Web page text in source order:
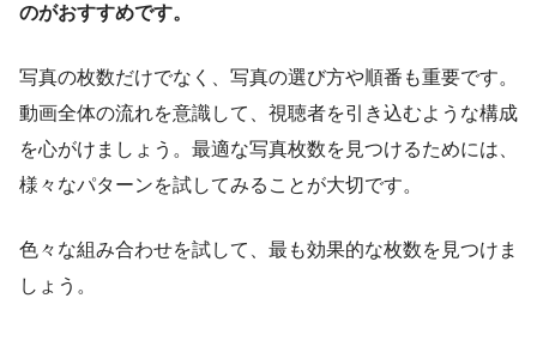
のがおすすめです。
写真の枚数だけでなく、写真の選び方や順番も重要です。
動画全体の流れを意識して、視聴者を引き込むような構成
を心がけましょう。最適な写真枚数を見つけるためには、
様々なパターンを試してみることが大切です。
色々な組み合わせを試して、最も効果的な枚数を見つけま
しょう。